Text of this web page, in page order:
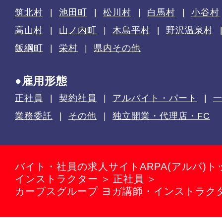
筑北村 池田町 松川村 白馬村
小谷村
高山村
山ノ内町 木島平村
野沢温泉村
飯綱町
栄村 県内その他
●雇用形態
正社員 契約社員 アルバイト・パート
業務委託
その他 独立開業・代理店・FC
バイト・社員の求人サイトARPA(アルパ)ト
インストラクター
正社員
カーブスグループ ヨガ講師・インストラク